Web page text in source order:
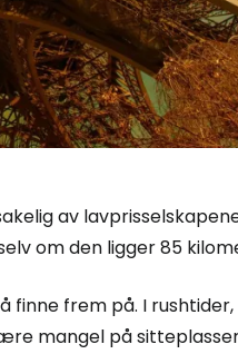
av
om den ligger 85
finne frem på. I
mangel på